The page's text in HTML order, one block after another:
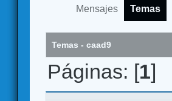
Mensajes Temas
Temas - caad9
Páginas: [1]